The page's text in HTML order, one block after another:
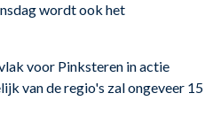
wordt ook het
voor Pinksteren in actie
van de regio's zal ongeveer 15